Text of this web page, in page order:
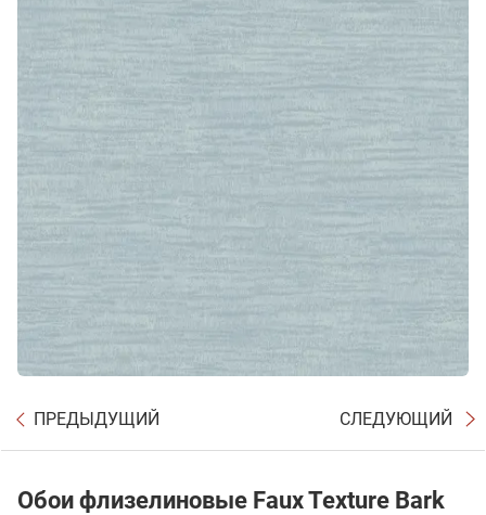
ПРЕДЫДУЩИЙ СЛЕДУЮЩИЙ
Обои флизелиновые Faux Texture Bark